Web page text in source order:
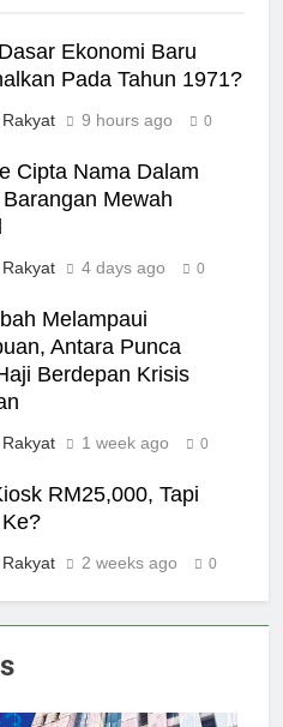
Ekonomi Baru
Pada Tahun 1971?
9 hours ago 0
Cipta Nama Dalam
Mewah
4 days ago 0
Melampaui
Antara Punca
Berdepan Krisis
1 week ago 0
RM25,000, Tapi
2 weeks ago 0